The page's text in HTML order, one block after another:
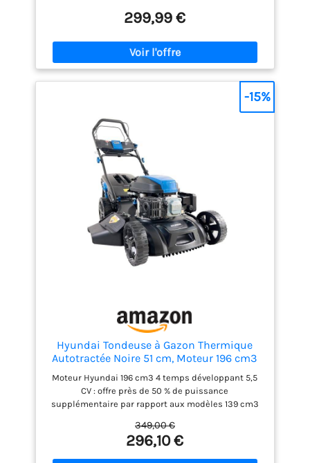
réglage central de la hauteur de coupe 25-75mm
Dispose d'un système d'autotraction avant - Boîte
de vitesses GT d'origine Pour une tonte et un
paillage complets, modèle adapté aux pelouses de
plus de 1 000 m². Roues XXL montées sur
roulements à billes à l'arrière, largeur de coupe de
510 mm, lames de broyage de haute qualité en acier
299,99 €
Hyundai Tondeuse à Gazon Thermique
Autotractée Noire 51 cm, Moteur 196 cm3
5,5 CV, Bac 60 L, Coupe 4-en-1 Mulching,
Garantie 3 Ans - HYM20200SPX-EU
Moteur Hyundai 196 cm3 4 temps développant 5,5
CV : offre près de 50 % de puissance
supplémentaire par rapport aux modèles 139 cm3
pelouses exigeantes et les grandes surfaces
Système autotracté à traction arrière : la tondeuse
avance seule pour réduire l'effort de poussée et
349,00 €
296,10 €
-15%